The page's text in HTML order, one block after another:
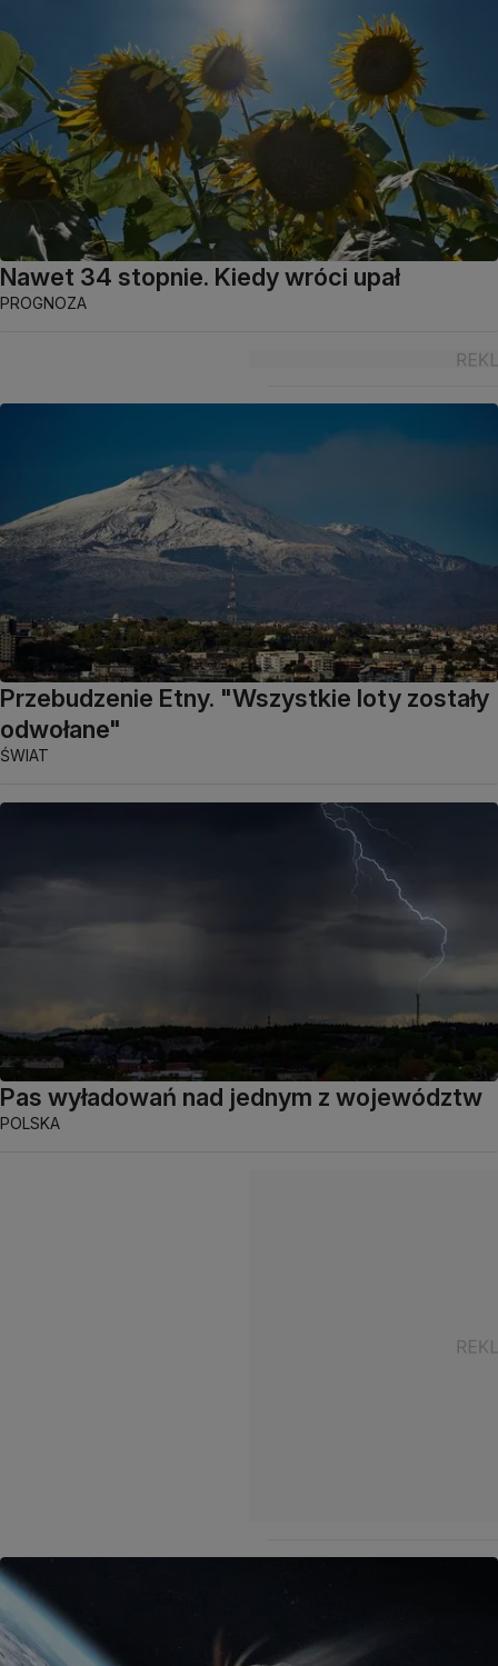
Nawet 34 stopnie. Kiedy wróci upał
PROGNOZA
Przebudzenie Etny. "Wszystkie loty zostały
odwołane"
ŚWIAT
Pas wyładowań nad jednym z województw
POLSKA